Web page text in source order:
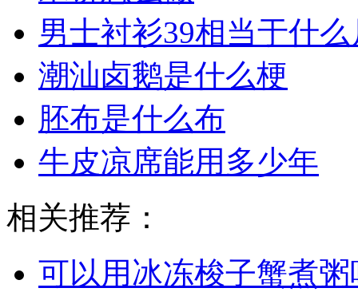
男士衬衫39相当于什
潮汕卤鹅是什么梗
胚布是什么布
牛皮凉席能用多少年
相关推荐：
可以用冰冻梭子蟹煮粥